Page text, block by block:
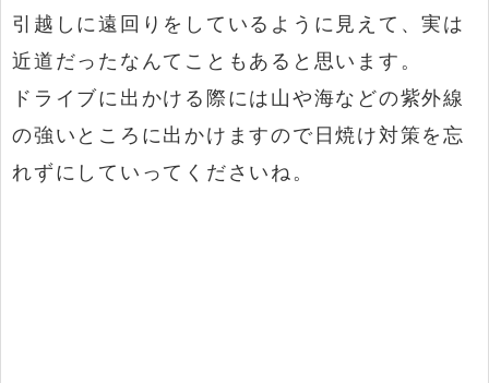
引越しに遠回りをしているように見えて、実は
近道だったなんてこともあると思います。
ドライブに出かける際には山や海などの紫外線
の強いところに出かけますので日焼け対策を忘
れずにしていってくださいね。